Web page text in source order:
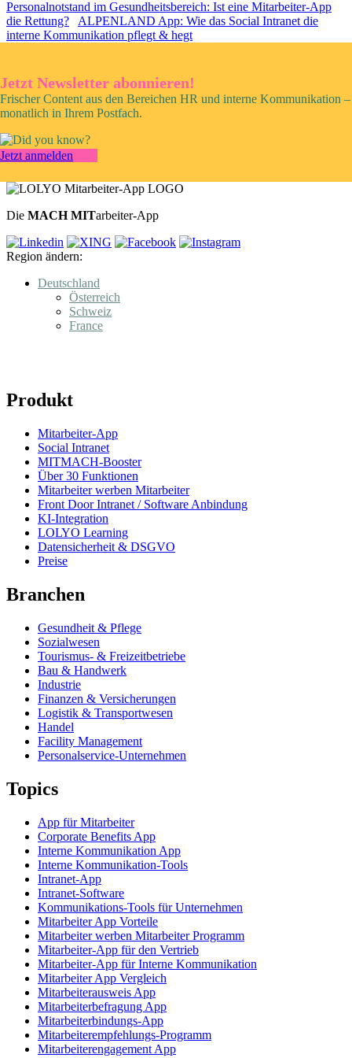
Personalnotstand im Gesundheitsbereich: Ist eine Mitarbeiter-App
die Rettung?
ALPENLAND App: Wie das Social Intranet die
interne Kommunikation pflegt & hegt
Jetzt Newsletter abonnieren!
Frischer Content aus den Bereichen HR und interne Kommunikation –
monatlich in Ihrem Postfach.
Jetzt anmelden
Die MACH MITarbeiter-App
Region ändern:
Deutschland
Österreich
Schweiz
France
Produkt
Mitarbeiter-App
Social Intranet
MITMACH-Booster
Über 30 Funktionen
Mitarbeiter werben Mitarbeiter
Front Door Intranet / Software Anbindung
KI-Integration
LOLYO Learning
Datensicherheit & DSGVO
Preise
Branchen
Gesundheit & Pflege
Sozialwesen
Tourismus- & Freizeitbetriebe
Bau & Handwerk
Industrie
Finanzen & Versicherungen
Logistik & Transportwesen
Handel
Facility Management
Personalservice-Unternehmen
Topics
App für Mitarbeiter
Corporate Benefits App
Interne Kommunikation App
Interne Kommunikation-Tools
Intranet-App
Intranet-Software
Kommunikations-Tools für Unternehmen
Mitarbeiter App Vorteile
Mitarbeiter werben Mitarbeiter Programm
Mitarbeiter-App für den Vertrieb
Mitarbeiter-App für Interne Kommunikation
Mitarbeiter App Vergleich
Mitarbeiterausweis App
Mitarbeiterbefragung App
Mitarbeiterbindungs-App
Mitarbeiterempfehlungs-Programm
Mitarbeiterengagement App